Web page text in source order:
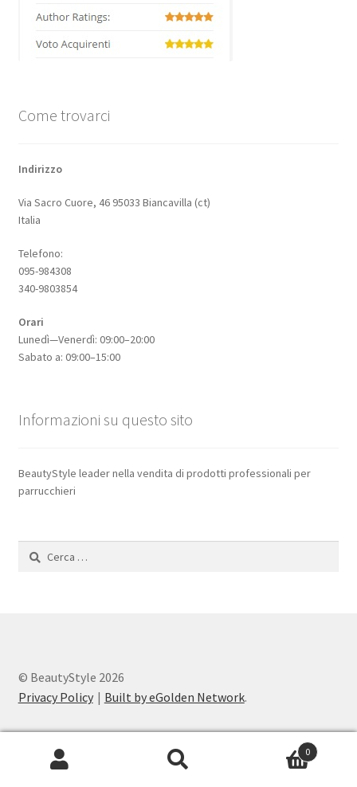
Come trovarci
Indirizzo
Via Sacro Cuore, 46 95033 Biancavilla (ct)
Italia
Telefono:
095-984308
340-9803854
Orari
Lunedì—Venerdì: 09:00–20:00
Sabato a: 09:00–15:00
Informazioni su questo sito
BeautyStyle leader nella vendita di prodotti professionali per
parrucchieri
Ricerca
© BeautyStyle 2026
Privacy Policy
Built by eGolden Network.
0